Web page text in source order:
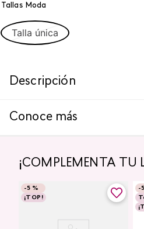
Tallas Moda
Talla única
Descripción
Conoce más
¡COMPLEMENTA TU
-5 %
¡TOP!
-